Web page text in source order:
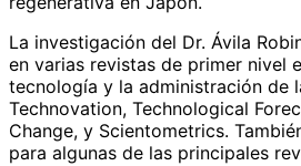
La investigación del Dr. Ávila
en varias revistas de primer nivel
tecnología y la administración de
Technovation, Technological
Change, y Scientometrics.
para algunas de las principales